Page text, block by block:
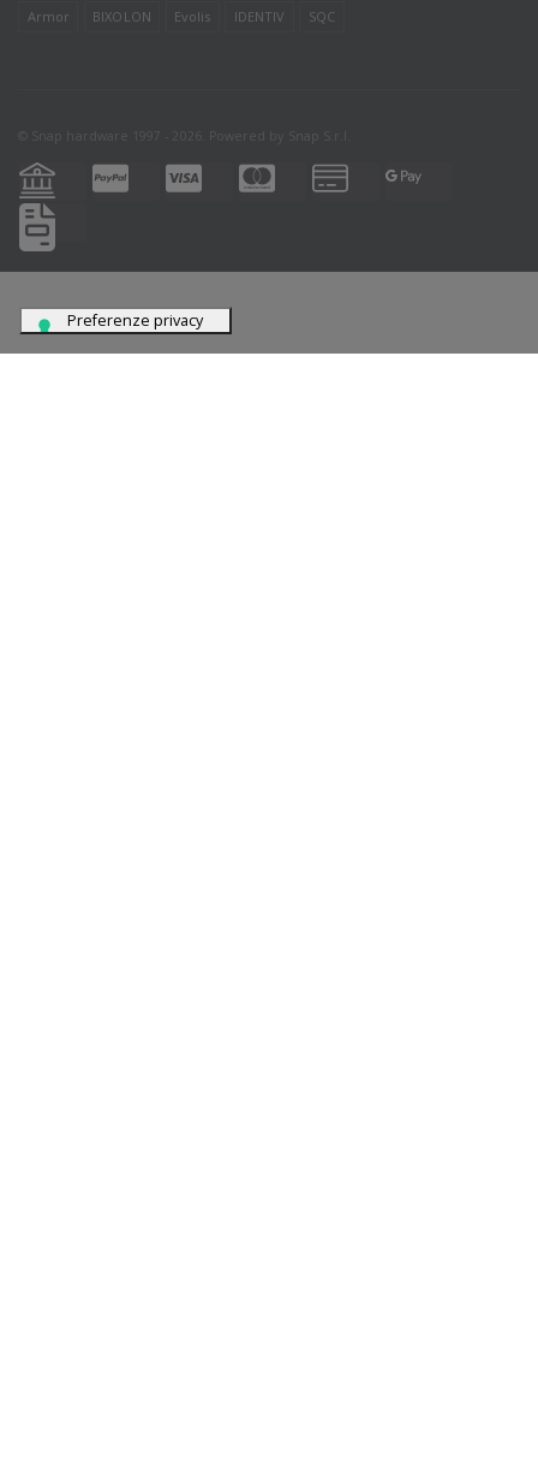
Armor BIXOLON Evolis IDENTIV SQC
© Snap hardware 1997 - 2026. Powered by Snap S.r.l.